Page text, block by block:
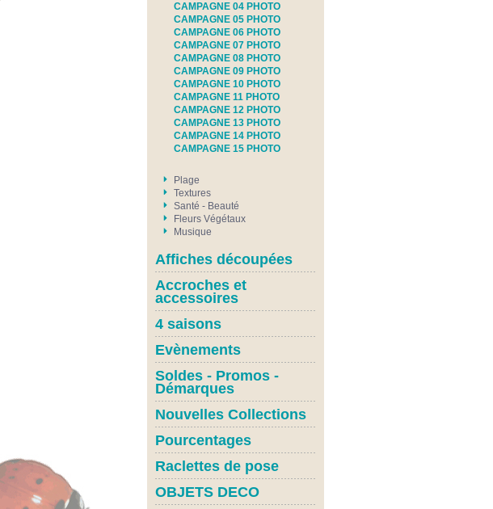
CAMPAGNE 04 PHOTO
CAMPAGNE 05 PHOTO
CAMPAGNE 06 PHOTO
CAMPAGNE 07 PHOTO
CAMPAGNE 08 PHOTO
CAMPAGNE 09 PHOTO
CAMPAGNE 10 PHOTO
CAMPAGNE 11 PHOTO
CAMPAGNE 12 PHOTO
CAMPAGNE 13 PHOTO
CAMPAGNE 14 PHOTO
CAMPAGNE 15 PHOTO
Plage
Textures
Santé - Beauté
Fleurs Végétaux
Musique
Affiches découpées
Accroches et
accessoires
4 saisons
Evènements
Soldes - Promos -
Démarques
Nouvelles Collections
Pourcentages
Raclettes de pose
OBJETS DECO